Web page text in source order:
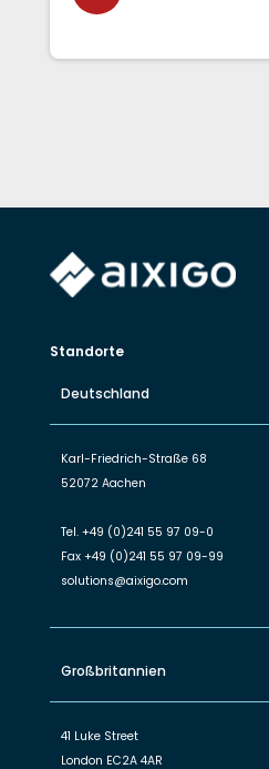
Standorte
Deutschland
Karl-Friedrich-Straße 68
52072 Aachen
Tel. +49 (0)241 55 97 09-0
Fax +49 (0)241 55 97 09-99
solutions@aixigo.com
Großbritannien
41 Luke Street
London EC2A 4AR